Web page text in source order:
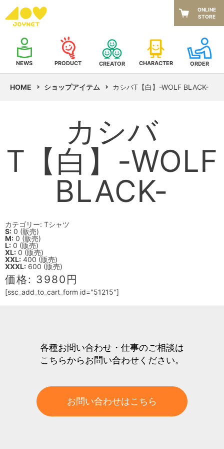
NEWS PRODUCT CREATOR CHARACTER ORDER
ONLINE
STORE
HOME ショップアイテム カシバT【白】-WOLF BLACK-
カシバ
T【白】-WOLF
BLACK-
カテゴリー: Tシャツ
S: 0 (販売)
M: 0 (販売)
L: 0 (販売)
XL: 0 (販売)
XXL: 400 (販売)
XXXL: 600 (販売)
価格: 3980円
[ssc_add_to_cart_form id="51215"]
各種お問い合わせ・仕事のご相談は
こちらからお問い合わせください。
お問い合わせはこちら